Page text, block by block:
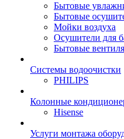
Бытовые
Бытовые
Мойки воздуха
Осушители для
Бытовые
Системы водоочистки
PHILIPS
Колонные
Hisense
Услуги монтажа